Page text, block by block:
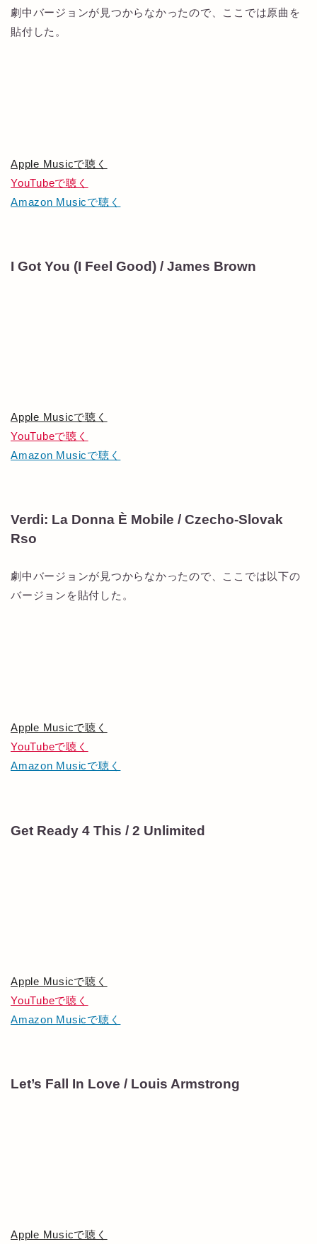
劇中バージョンが見つからなかったので、ここでは原曲を
貼付した。
Apple Musicで聴く
YouTubeで聴く
Amazon Musicで聴く
I Got You (I Feel Good) / James Brown
Apple Musicで聴く
YouTubeで聴く
Amazon Musicで聴く
Verdi: La Donna È Mobile / Czecho-Slovak
Rso
劇中バージョンが見つからなかったので、ここでは以下の
バージョンを貼付した。
Apple Musicで聴く
YouTubeで聴く
Amazon Musicで聴く
Get Ready 4 This / 2 Unlimited
Apple Musicで聴く
YouTubeで聴く
Amazon Musicで聴く
Let’s Fall In Love / Louis Armstrong
Apple Musicで聴く